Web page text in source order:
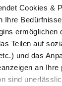
Cookies &
Ihre
ermöglichen
Teilen auf
und das
an Ihre
sind
Airport